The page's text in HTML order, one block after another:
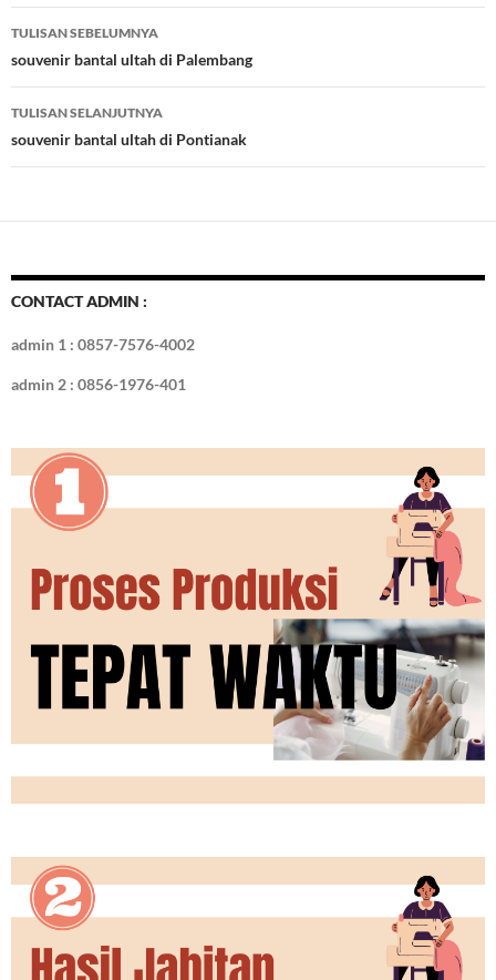
b
o
o
k
er es
t
bl
r
e
dI
n
d e
Navigasi
Tulisan
TULISAN SEBELUMNYA
souvenir bantal ultah di Palembang
TULISAN SELANJUTNYA
souvenir bantal ultah di Pontianak
CONTACT ADMIN :
admin 1 : 0857-7576-4002
admin 2 : 0856-1976-401